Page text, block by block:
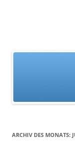
ARCHIV DES MONATS: